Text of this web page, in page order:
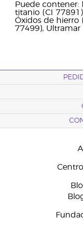
Puede contener:
titanio (CI
Óxidos de hierro
77499), Ultramar